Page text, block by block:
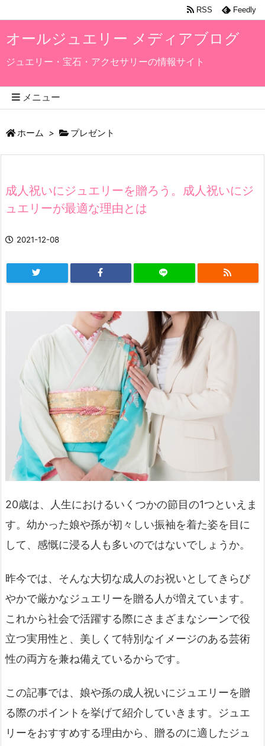
オールジュエリー メディアブログ
ジュエリー・宝石・アクセサリーの情報サイト
メニュー
RSS Feedly
ホーム > プレゼント
成人祝いにジュエリーを贈ろう。成人祝いにジ
ュエリーが最適な理由とは
2021-12-08
20歳は、人生におけるいくつかの節目の1つといえま
す。幼かった娘や孫が初々しい振袖を着た姿を目に
して、感慨に浸る人も多いのではないでしょうか。
昨今では、そんな大切な成人のお祝いとしてきらび
やかで厳かなジュエリーを贈る人が増えています。
これから社会で活躍する際にさまざまなシーンで役
立つ実用性と、美しくて特別なイメージのある芸術
性の両方を兼ね備えているからです。
この記事では、娘や孫の成人祝いにジュエリーを贈
る際のポイントを挙げて紹介していきます。ジュエ
リーをおすすめする理由から、贈るのに適したジュ